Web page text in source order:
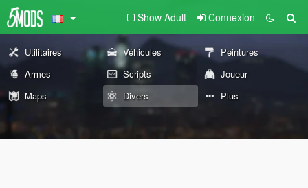
Show Adult Connexion
Utilitaires Véhicules
Peintures
Armes
Scripts
Joueur
Maps
Divers Plus